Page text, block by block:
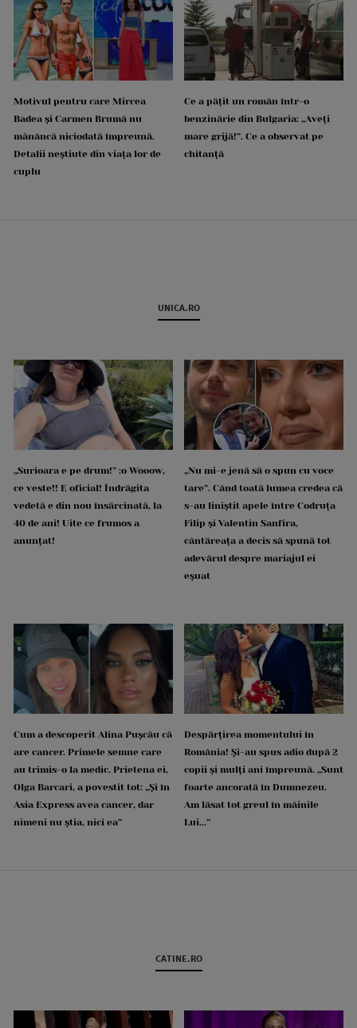
Motivul pentru care Mircea
Badea și Carmen Brumă nu
mănâncă niciodată împreună.
Detalii neștiute din viața lor de
cuplu
Ce a pățit un român într-o
benzinărie din Bulgaria: „Aveți
mare grijă!”. Ce a observat pe
chitanță
UNICA.RO
„Surioara e pe drum!” :o Wooow,
ce veste!! E oficial! Îndrăgita
vedetă e din nou însărcinată, la
40 de ani! Uite ce frumos a
anunțat!
„Nu mi-e jenă să o spun cu voce
tare”. Când toată lumea credea că
s-au liniștit apele între Codruța
Filip și Valentin Sanfira,
cântăreața a decis să spună tot
adevărul despre mariajul ei
eșuat
Cum a descoperit Alina Pușcău că
are cancer. Primele semne care
au trimis-o la medic. Prietena ei,
Olga Barcari, a povestit tot: „Și în
Asia Express avea cancer, dar
nimeni nu știa, nici ea”
Despărțirea momentului în
România! Și-au spus adio după 2
copii și mulți ani împreună. „Sunt
foarte ancorată în Dumnezeu.
Am lăsat tot greul în mâinile
Lui...”
CATINE.RO